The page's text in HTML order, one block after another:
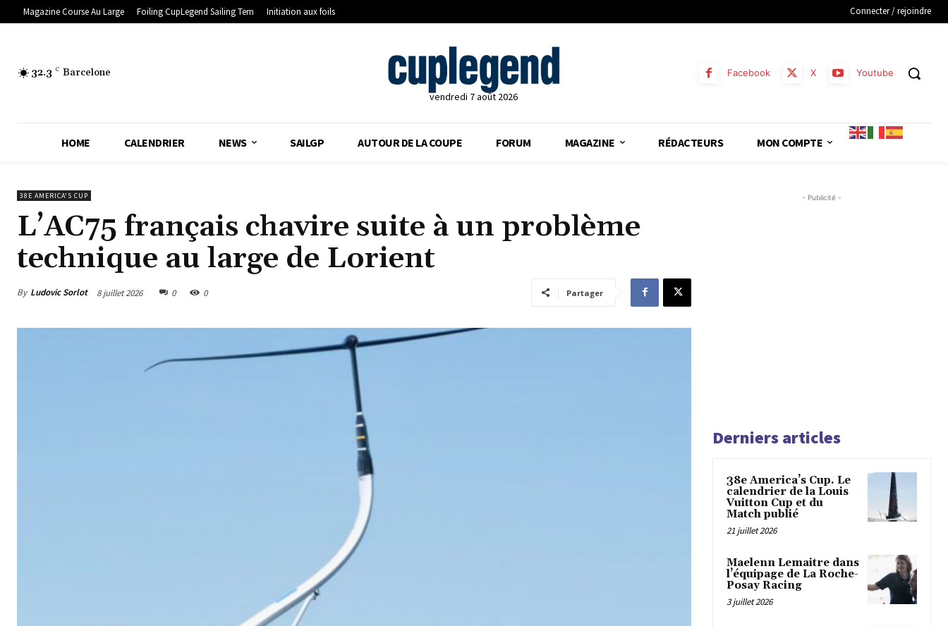
Magazine Course Au Large Foiling CupLegend Sailing Tem Initiation aux foils Connecter / rejoindre
32.3 C Barcelone
vendredi 7 août 2026
Facebook X Youtube
HOME CALENDRIER NEWS SAILGP AUTOUR DE LA COUPE FORUM MAGAZINE RÉDACTEURS MON COMPTE
38E AMERICA'S CUP
L’AC75 français chavire suite à un problème
technique au large de Lorient
By Ludovic Sorlot 8 juillet 2026 0 0 Partager
- Publicité -
Derniers articles
38e America’s Cup. Le
calendrier de la Louis
Vuitton Cup et du
Match publié
21 juillet 2026
Maelenn Lemaitre dans
l’équipage de La Roche-
Posay Racing
3 juillet 2026